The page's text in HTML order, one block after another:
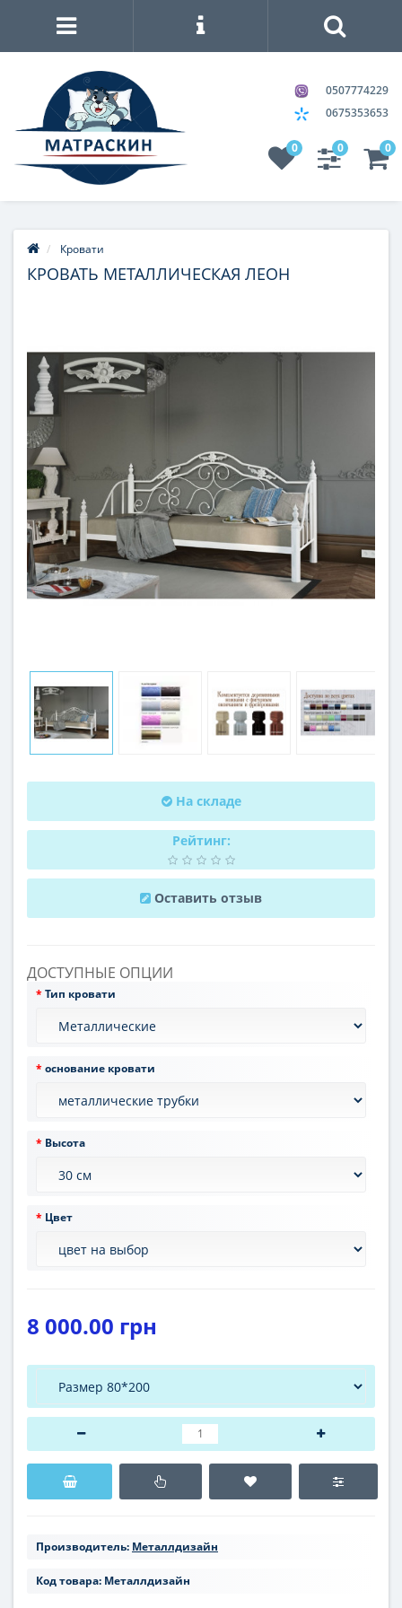
0507774229
0675353653
0 0 0
Кровати
КРОВАТЬ МЕТАЛЛИЧЕСКАЯ ЛЕОН
На складе
Рейтинг:
Оставить отзыв
ДОСТУПНЫЕ ОПЦИИ
Тип кровати
основание кровати
Высота
Цвет
8 000.00 грн
Производитель: Металлдизайн
Код товара: Металлдизайн